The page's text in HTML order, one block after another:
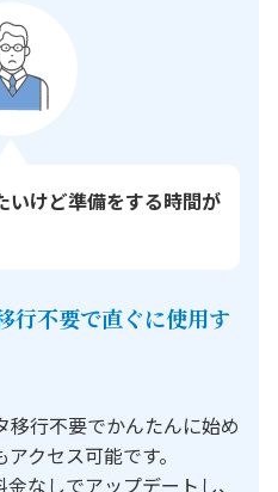
いけど準備をする時間が
行不要で直ぐに使用す
行不要でかんたんに始め
クセス可能です。
なしでアップデートし、